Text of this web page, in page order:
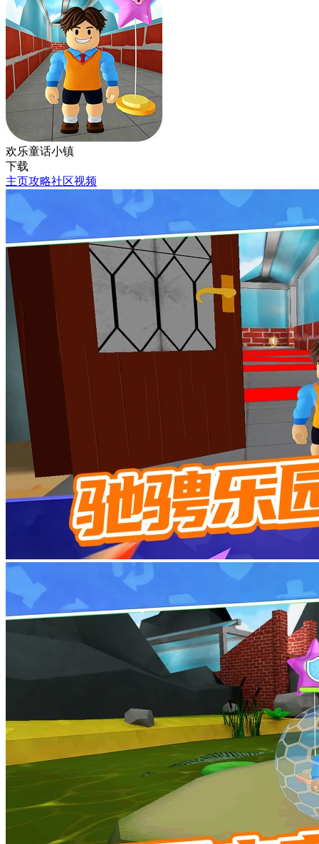
欢乐童话小镇
下载
主页攻略社区视频